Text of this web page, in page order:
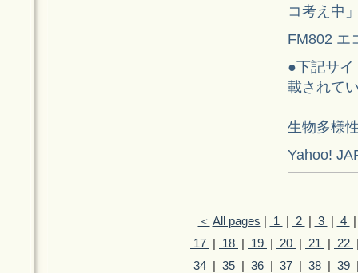
コ考え中
FM802 エ
●下記サ
載されて
生物多様
Yahoo!
＜ All pages | 1 | 2 | 3 | 4
17 | 18 | 19 | 20 | 21 | 22
34 | 35 | 36 | 37 | 38 | 39